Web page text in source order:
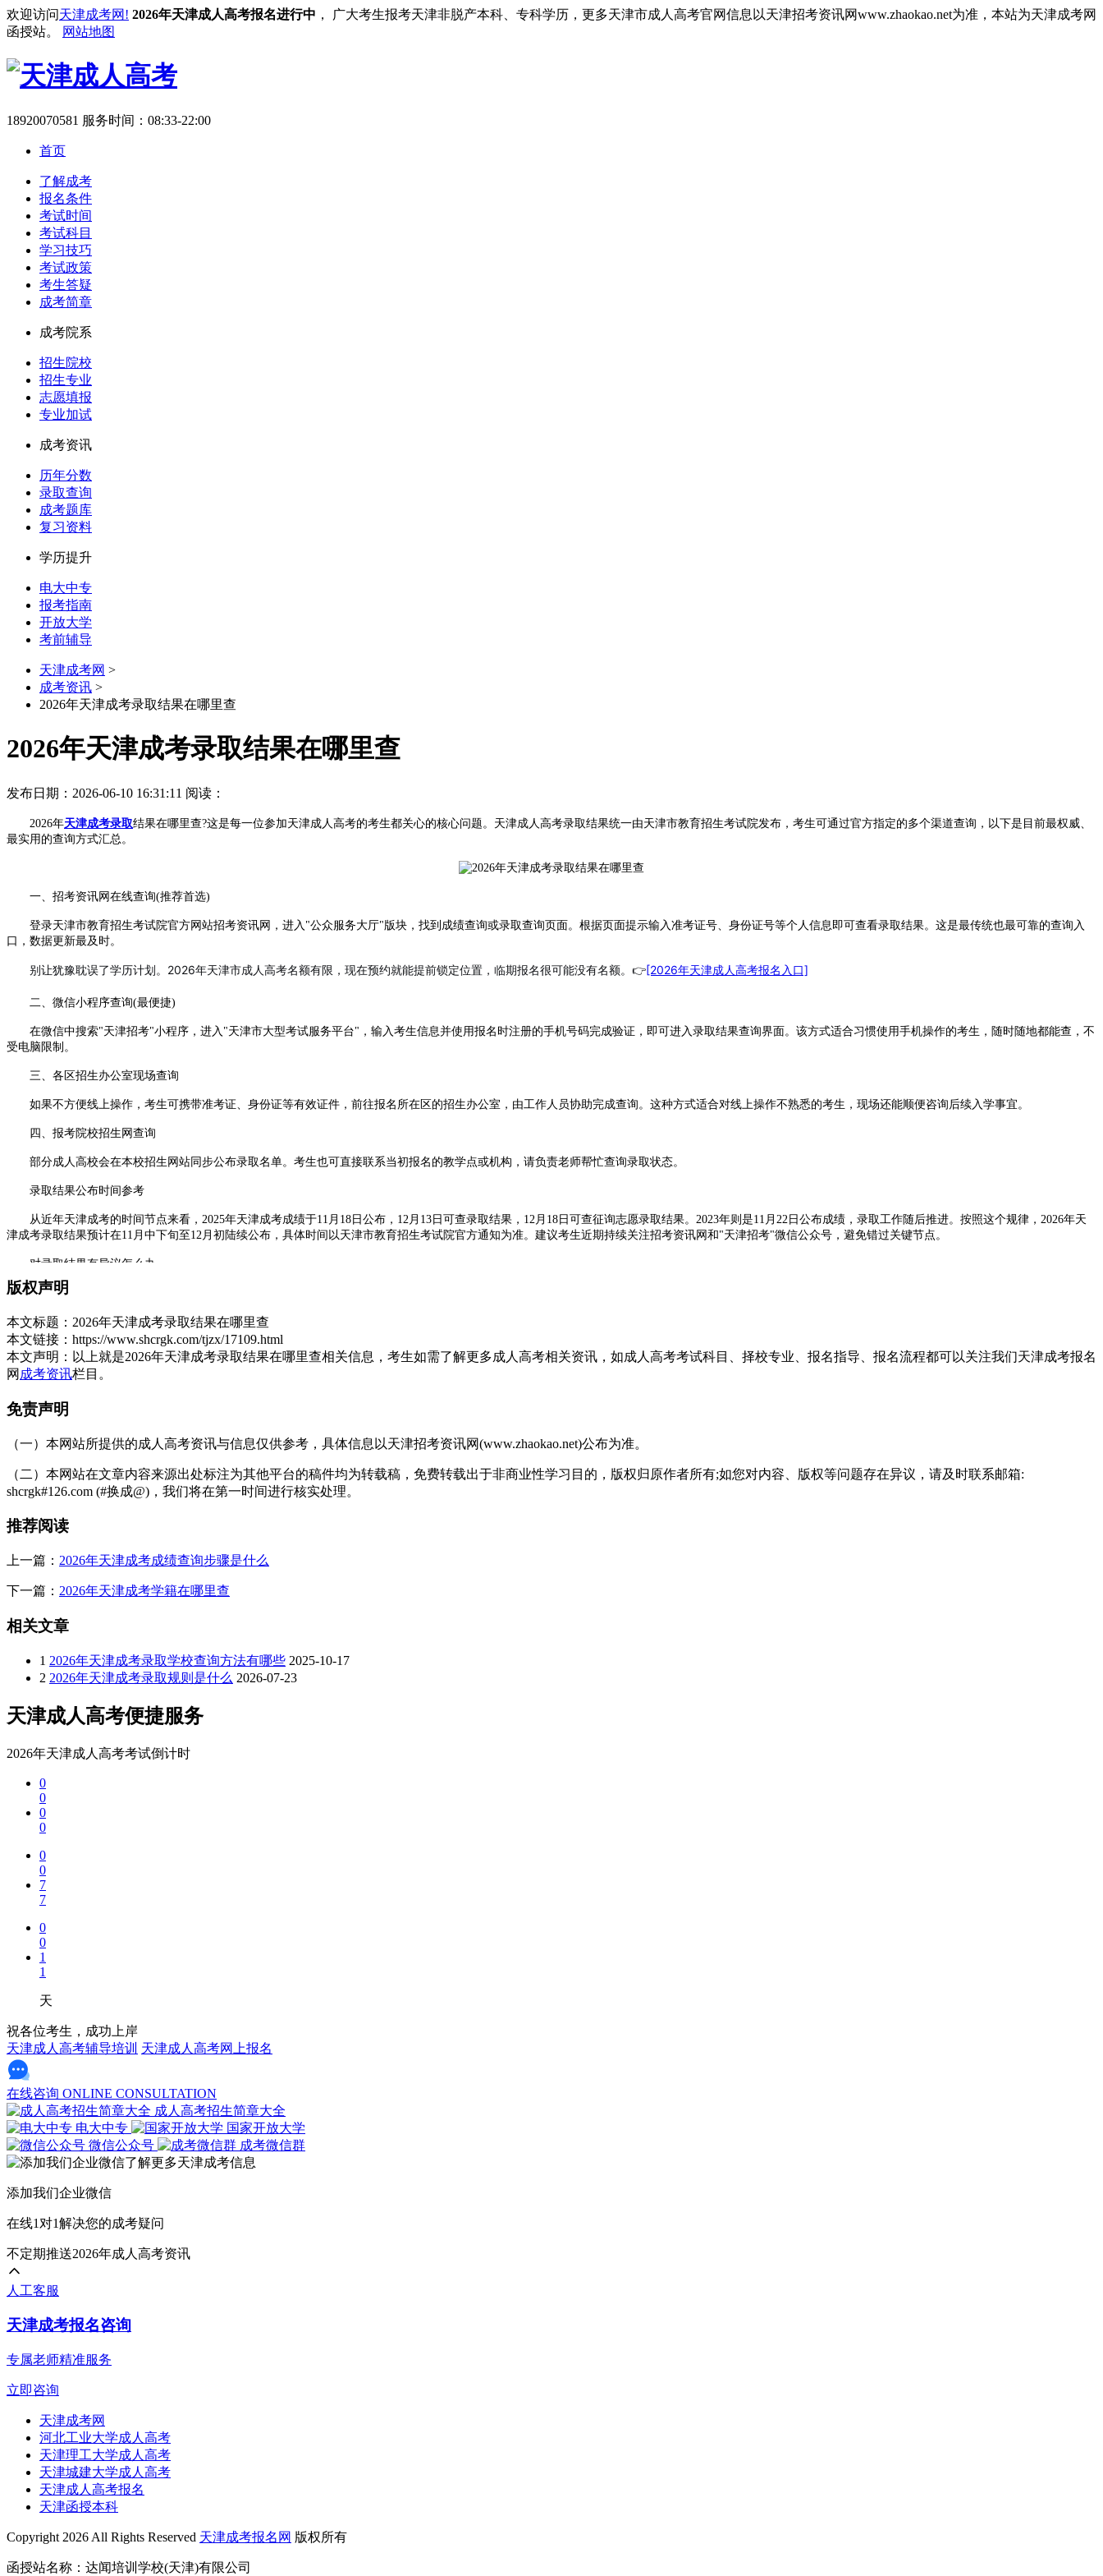
欢迎访问天津成考网! 2026年天津成人高考报名进行中 ， 广大考生报考天津非脱产本科、专科学历，更多天津市成人高考官网信息以天津招考资讯网www.zhaokao.net为准，本站为天津成考网
函授站。
网站地图
18920070581 服务时间：08:33-22:00
首页
了解成考
报名条件
考试时间
考试科目
学习技巧
考试政策
考生答疑
成考简章
成考院系
招生院校
招生专业
志愿填报
专业加试
成考资讯
历年分数
录取查询
成考题库
复习资料
学历提升
电大中专
报考指南
开放大学
考前辅导
天津成考网 >
成考资讯 >
2026年天津成考录取结果在哪里查
2026年天津成考录取结果在哪里查
发布日期：2026-06-10 16:31:11 阅读：
2026年天津成考录取结果在哪里查?这是每一位参加天津成人高考的考生都关心的核心问题。天津成人高考录取结果统一由天津市教育招生考试院发布，考生可通过官方指定的多个渠道查询，以下是目前最权威、
最实用的查询方式汇总。
一、招考资讯网在线查询(推荐首选)
登录天津市教育招生考试院官方网站招考资讯网，进入"公众服务大厅"版块，找到成绩查询或录取查询页面。根据页面提示输入准考证号、身份证号等个人信息即可查看录取结果。这是最传统也最可靠的查询入
口，数据更新最及时。
别让犹豫耽误了学历计划。2026年天津市成人高考名额有限，现在预约就能提前锁定位置，临期报名很可能没有名额。👉[2026年天津成人高考报名入口]
二、微信小程序查询(最便捷)
在微信中搜索"天津招考"小程序，进入"天津市大型考试服务平台"，输入考生信息并使用报名时注册的手机号码完成验证，即可进入录取结果查询界面。该方式适合习惯使用手机操作的考生，随时随地都能查，不
受电脑限制。
三、各区招生办公室现场查询
如果不方便线上操作，考生可携带准考证、身份证等有效证件，前往报名所在区的招生办公室，由工作人员协助完成查询。这种方式适合对线上操作不熟悉的考生，现场还能顺便咨询后续入学事宜。
四、报考院校招生网查询
部分成人高校会在本校招生网站同步公布录取名单。考生也可直接联系当初报名的教学点或机构，请负责老师帮忙查询录取状态。
录取结果公布时间参考
从近年天津成考的时间节点来看，2025年天津成考成绩于11月18日公布，12月13日可查录取结果，12月18日可查征询志愿录取结果。2023年则是11月22日公布成绩，录取工作随后推进。按照这个规律，2026年天
津成考录取结果预计在11月中下旬至12月初陆续公布，具体时间以天津市教育招生考试院官方通知为准。建议考生近期持续关注招考资讯网和"天津招考"微信公众号，避免错过关键节点。
对录取结果有异议怎么办
若考生对录取结果有疑问，可在规定时间内携带准考证、身份证到报名所在区招办申请复核。复核内容包括个人信息核对、答卷确认、评分统计等，但不涉及评分标准调整。逾期不再受理，务必注意时间窗口。
以上就是2026年天津成考录取结果在哪里查的全部官方渠道。无论你选择招考资讯网、微信小程序还是现场查询，认准天津市教育招生考试院这一唯一权威发布源，就不会走弯路。成绩只是起点，录取才是关键
一步，祝每位考生都能顺利上岸。
展开全文
版权声明
本文标题： 2026年天津成考录取结果在哪里查
本文链接： https://www.shcrgk.com/tjzx/17109.html
本文声明： 以上就是2026年天津成考录取结果在哪里查相关信息，考生如需了解更多成人高考相关资讯，如成人高考考试科目、择校专业、报名指导、报名流程都可以关注我们天津成考报名
网 成考资讯栏目。
免责声明
（一）本网站所提供的成人高考资讯与信息仅供参考，具体信息以天津招考资讯网(www.zhaokao.net)公布为准。
（二）本网站在文章内容来源出处标注为其他平台的稿件均为转载稿，免费转载出于非商业性学习目的，版权归原作者所有;如您对内容、版权等问题存在异议，请及时联系邮箱:
shcrgk#126.com (#换成@)，我们将在第一时间进行核实处理。
推荐阅读
上一篇： 2026年天津成考成绩查询步骤是什么
下一篇： 2026年天津成考学籍在哪里查
相关文章
1 2026年天津成考录取学校查询方法有哪些 2025-10-17
2 2026年天津成考录取规则是什么 2026-07-23
天津成人高考便捷服务
2026年天津成人高考考试倒计时
0
0
0
0
0
0
7
7
0
0
1
1
天
祝各位考生，成功上岸
天津成人高考辅导培训 天津成人高考网上报名
在线咨询 ONLINE CONSULTATION
成人高考招生简章大全
电大中专
国家开放大学
微信公众号
成考微信群
添加我们企业微信
在线1对1解决您的成考疑问
不定期推送2026年成人高考资讯
人工客服
天津成考报名咨询
专属老师精准服务
立即咨询
天津成考网
河北工业大学成人高考
天津理工大学成人高考
天津城建大学成人高考
天津成人高考报名
天津函授本科
Copyright 2026 All Rights Reserved 天津成考报名网 版权所有
函授站名称：达闻培训学校(天津)有限公司